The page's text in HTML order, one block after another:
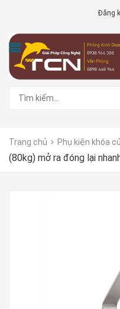
Đăng
Trang chủ Phụ kiện khóa
(80kg) mở ra đóng lại